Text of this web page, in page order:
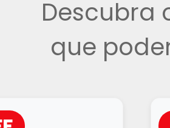
Descubra
que